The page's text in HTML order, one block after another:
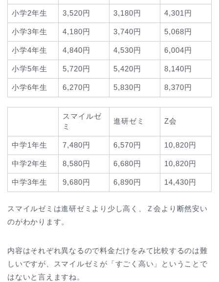
小学2年生 3,520円 3,180円 4,301円
小学3年生 4,180円 3,740円 5,068円
小学4年生 4,840円 4,530円 6,004円
小学5年生 5,720円 5,420円 8,140円
小学6年生 6,270円 5,830円 8,370円
スマイルゼ
ミ
進研ゼミ Z会
中学1年生 7,480円 6,570円 10,820円
中学2年生 8,580円 6,680円 10,820円
中学3年生 9,680円 6,890円 14,430円
スマイルゼミは進研ゼミより少し高く、Ｚ会より断然安い
のがわかります。
内容はそれぞれ異なるので料金だけをみて比較するのは難
しいですが、スマイルゼミが「すごく高い」ということで
はないと言えますね。